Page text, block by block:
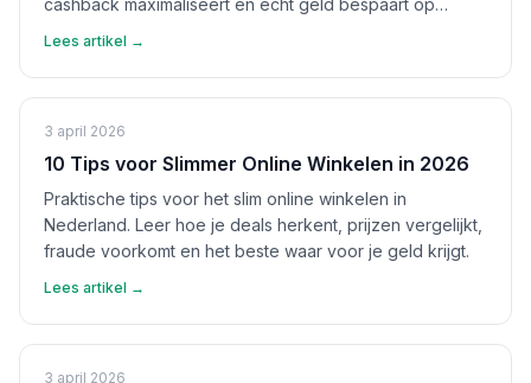
cashback maximaliseert en echt geld bespaart op
Lees artikel →
3 april 2026
10 Tips voor Slimmer Online Winkelen in 2026
Praktische tips voor het slim online winkelen in
Nederland. Leer hoe je deals herkent, prijzen vergelijkt,
fraude voorkomt en het beste waar voor je geld krijgt.
Lees artikel →
3 april 2026